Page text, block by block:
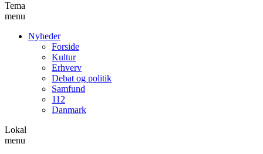
Tema
menu
Nyheder
Forside
Kultur
Erhverv
Debat og politik
Samfund
112
Danmark
Lokal
menu